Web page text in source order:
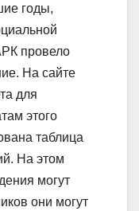
годы,
провело
На сайте
для
этого
таблица
На этом
могут
они могут